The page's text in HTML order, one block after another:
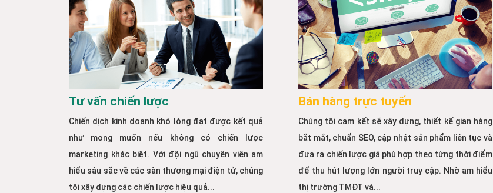
Tư vấn chiến lược
Chiến dịch kinh doanh khó lòng đạt được kết quả
như mong muốn nếu không có chiến lược
marketing khác biệt. Với đội ngũ chuyên viên am
hiểu sâu sắc về các sàn thương mại điện tử, chúng
tôi xây dựng các chiến lược hiệu quả...
Bán hàng trực tuyến
Chúng tôi cam kết sẽ xây dựng, thiết kế gian hàng
bắt mắt, chuẩn SEO, cập nhật sản phẩm liên tục và
đưa ra chiến lược giá phù hợp theo từng thời điểm
để thu hút lượng lớn người truy cập. Nhờ am hiểu
thị trường TMĐT và...